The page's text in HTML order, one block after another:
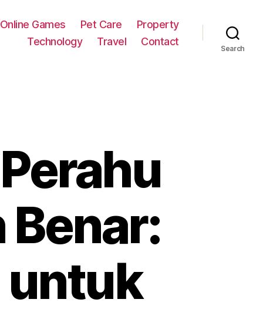
Online Games Pet Care
Property
Technology
Travel Contact
Search
untuk